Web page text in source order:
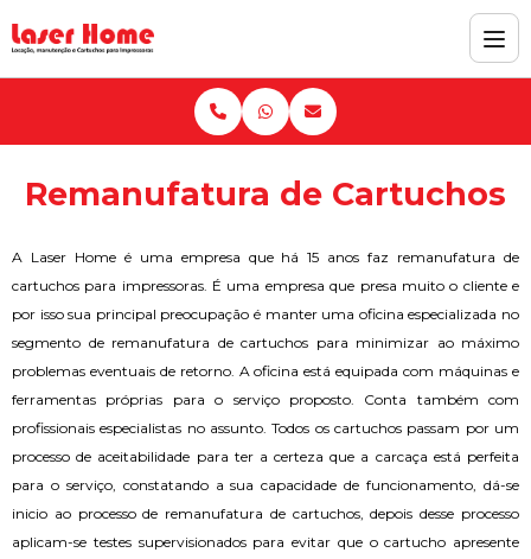
Remanufatura de Cartuchos
A Laser Home é uma empresa que há 15 anos faz remanufatura de
cartuchos para impressoras. É uma empresa que presa muito o cliente e
por isso sua principal preocupação é manter uma oficina especializada no
segmento de remanufatura de cartuchos para minimizar ao máximo
problemas eventuais de retorno. A oficina está equipada com máquinas e
ferramentas próprias para o serviço proposto. Conta também com
profissionais especialistas no assunto. Todos os cartuchos passam por um
processo de aceitabilidade para ter a certeza que a carcaça está perfeita
para o serviço, constatando a sua capacidade de funcionamento, dá-se
inicio ao processo de remanufatura de cartuchos, depois desse processo
aplicam-se testes supervisionados para evitar que o cartucho apresente